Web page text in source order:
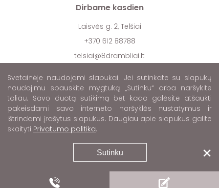
Dirbame kasdien
Laisvės g. 2, Telšiai
+370 612 88788
telsiai@8drambliai.lt
© Visos teisės saugomos 2023
Sprendimas:
Svetainėje naudojami slapukai. Jei sutinkate su slapukų
naudojimu spauskite mygtuką „Sutinku“ arba naršykite
toliau. Savo duotą sutikimą bet kada galėsite atšaukti
pakeisdami savo interneto naršyklės nustatymus ir
ištrindami įrašytus slapukus. Daugiau apie slapukus galite
skaityti Privatumo politika.
Sutinku